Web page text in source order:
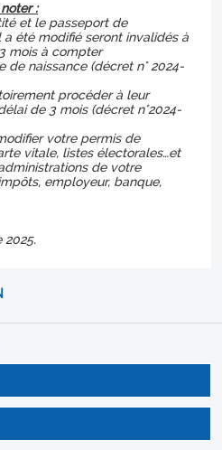
:
et le passeport de
a été modifié seront invalidés à
mois à compter
de naissance (décret n° 2024-
procéder à leur
de 3 mois (décret n°2024-
votre permis de
vitale, listes électorales…et
de votre
employeur, banque,
2025.